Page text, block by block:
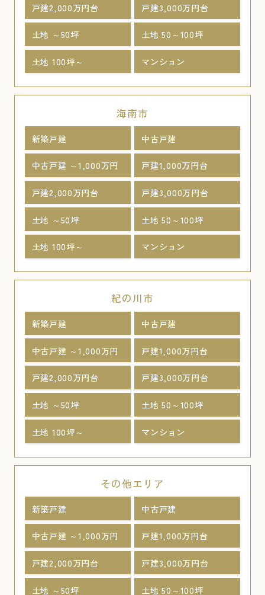
戸建2,000万円台 戸建3,000万円台
土地 ～50坪 土地 50～100坪
土地 100坪～ マンション
海南市
新築戸建 中古戸建
中古戸建 ～1,000万円 戸建1,000万円台
戸建2,000万円台 戸建3,000万円台
土地 ～50坪 土地 50～100坪
土地 100坪～ マンション
紀の川市
新築戸建 中古戸建
中古戸建 ～1,000万円 戸建1,000万円台
戸建2,000万円台 戸建3,000万円台
土地 ～50坪 土地 50～100坪
土地 100坪～ マンション
その他エリア
新築戸建 中古戸建
中古戸建 ～1,000万円 戸建1,000万円台
戸建2,000万円台 戸建3,000万円台
土地 ～50坪 土地 50～100坪